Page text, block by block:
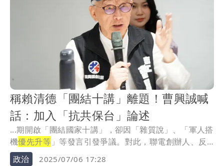
稱賴清德「團結十講」離題！曹興誠喊
話：加入「抗共保台」論述
...期開啟「團結國家十講」，卻因「雜質說」、「軍人搭
機優先升等 」等發言引發爭議。對此，聯電創辦人、反
共護...
政治 2025/07/06 17:28